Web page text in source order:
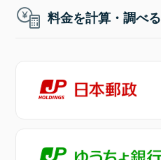
料金を計算・調べる